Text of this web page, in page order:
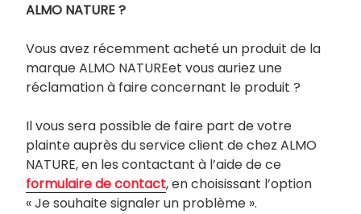
ALMO NATURE ?
Vous avez récemment acheté un produit de la
marque ALMO NATUREet vous auriez une
réclamation à faire concernant le produit ?
Il vous sera possible de faire part de votre
plainte auprès du service client de chez ALMO
NATURE, en les contactant à l’aide de ce
formulaire de contact, en choisissant l’option
« Je souhaite signaler un problème ».